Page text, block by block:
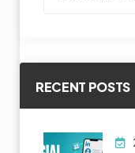
RECENT POSTS